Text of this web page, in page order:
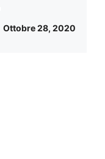
Ottobre 28, 2020